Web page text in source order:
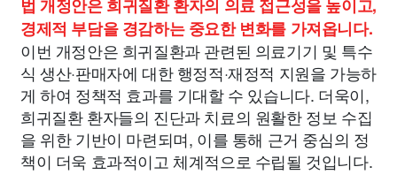
법 개정안은 희귀질환 환자의 의료 접근성을 높이고,
경제적 부담을 경감하는 중요한 변화를 가져옵니다.
이번 개정안은 희귀질환과 관련된 의료기기 및 특수
식 생산·판매자에 대한 행정적·재정적 지원을 가능하
게 하여 정책적 효과를 기대할 수 있습니다. 더욱이,
희귀질환 환자들의 진단과 치료의 원활한 정보 수집
을 위한 기반이 마련되며, 이를 통해 근거 중심의 정
책이 더욱 효과적이고 체계적으로 수립될 것입니다.